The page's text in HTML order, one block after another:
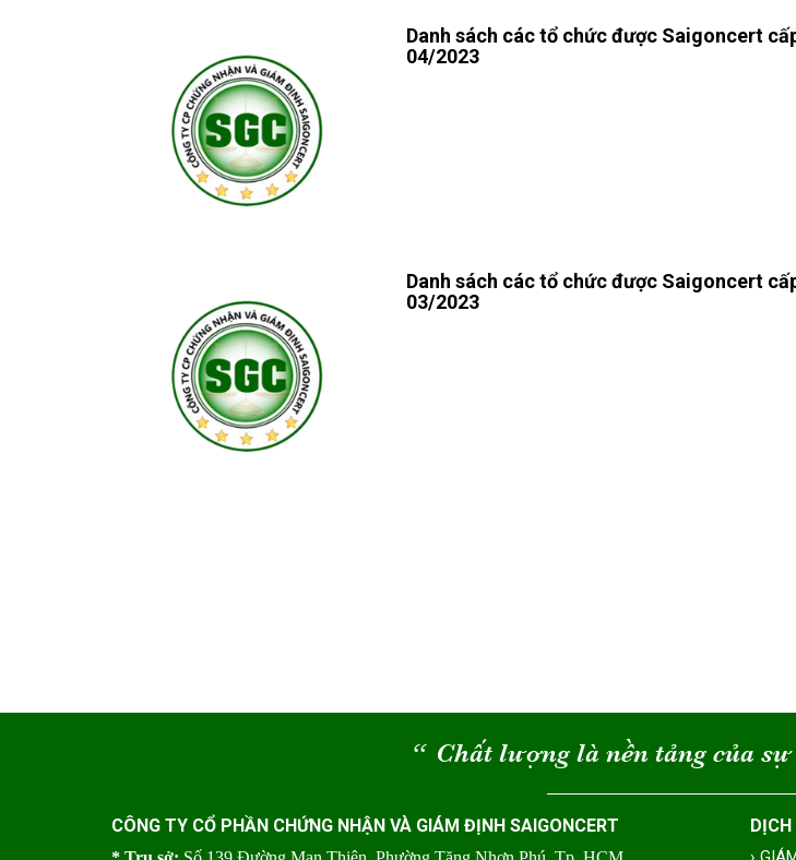
Danh sách các tổ chức được Saigoncert
04/2023
Danh sách các tổ chức được Saigoncert
03/2023
“ Chất lượng là nền tảng của
CÔNG TY CỔ PHẦN CHỨNG NHẬN VÀ GIÁM ĐỊNH SAIGONCERT